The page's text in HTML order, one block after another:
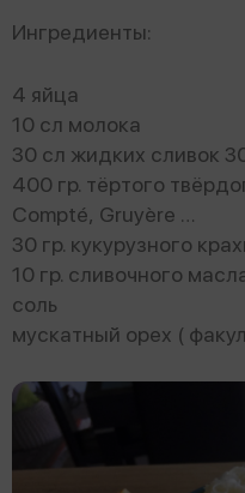
Ингредиенты:
4 яйца
10 сл молока
30 сл жидких сливок
400 гр. тёртого
Compté, Gruyère …
30 гр. кукурузного
10 гр. сливочного
соль
мускатный орех (